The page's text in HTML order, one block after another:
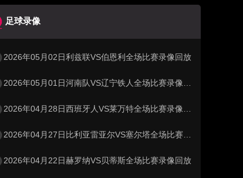
足球录像
2026年05月02日利兹联VS伯恩利全场比赛录像回放
2026年05月01日河南队VS辽宁铁人全场比赛录像回放
2026年04月28日西班牙人VS莱万特全场比赛录像回放
2026年04月27日比利亚雷亚尔VS塞尔塔全场比赛录像回放
2026年04月22日赫罗纳VS贝蒂斯全场比赛录像回放